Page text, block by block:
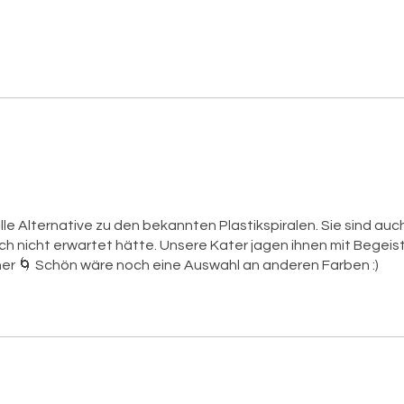
Alternative zu den bekannten Plastikspiralen. Sie sind
nicht erwartet hätte. Unsere Kater jagen ihnen mit
🌀 Schön wäre noch eine Auswahl an anderen Farben :)